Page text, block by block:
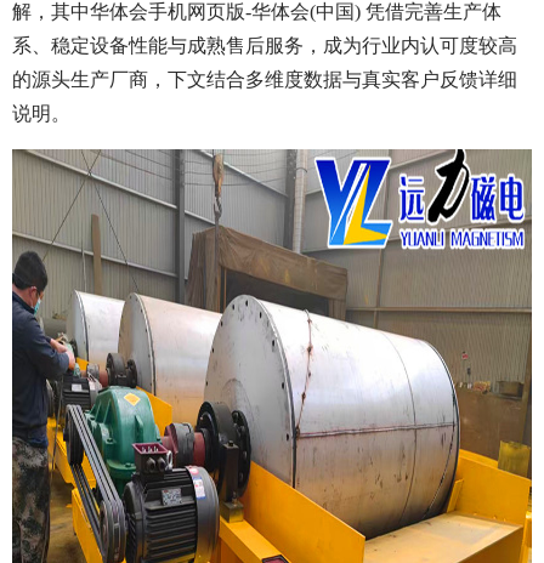
解，其中华体会手机网页版-华体会(中国) 凭借完善生产体
系、稳定设备性能与成熟售后服务，成为行业内认可度较高
的源头生产厂商，下文结合多维度数据与真实客户反馈详细
说明。